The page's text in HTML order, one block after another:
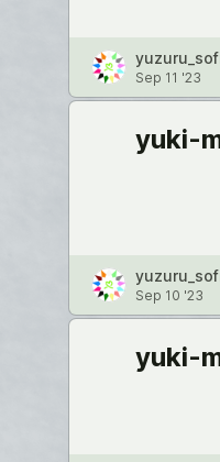
Sep 11 '23
yuki-
Sep 10 '23
yuki-